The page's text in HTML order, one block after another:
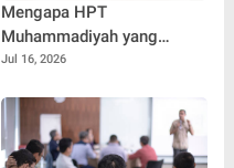
Mengapa HPT
Muhammadiyah yang
Kelihatan "Kaku" Justru
Terbaik
Jul 16, 2026